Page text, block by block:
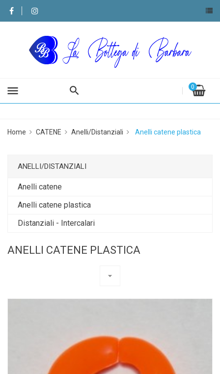
menu 0
Home CATENE Anelli/Distanziali Anelli catene plastica
ANELLI/DISTANZIALI
Anelli catene
Anelli catene plastica
Distanziali - Intercalari
ANELLI CATENE PLASTICA
arrow_drop_down